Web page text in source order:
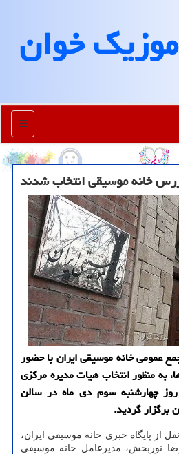
موزیك خوان
منو
خانه موسیقی انتخاب شدند
عمومی خانه موسیقی ایران با حضور
به منظور انتخاب هیات مدیره مرکزی
چهارشنبه سوم دی ماه در سالن
برگزار گردید.
از پایگاه خبری خانه موسیقی ایران،
نوربخش، مدیرعامل خانه موسیقی